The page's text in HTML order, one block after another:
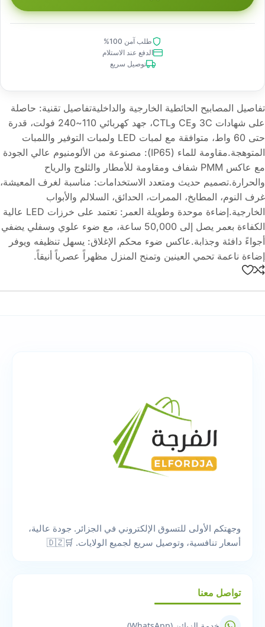
طلب آمن 100%
الدفع عند الاستلام
توصيل سريع
تفاصيل المصابيح الحائطية الخارجية والداخليةتفاصيل تقنية: حاصلة
على شهادات 3C وCE وCTL، جهد كهربائي 110~240 فولت، قدرة
حتى 60 واط، متوافقة مع لمبات LED ولمبات التوفير واللمبات
المتوهجة.مقاومة للماء (IP65): مصنوعة من الألومنيوم عالي الجودة
مع عاكس PMM شفاف ومقاومة للأمطار والثلوج والرياح
والحرارة.تصميم حديث ومتعدد الاستخدامات: مناسبة لغرف المعيشة،
غرف النوم، المطابخ، الممرات، الحدائق، السلالم والأبواب
الخارجية.إضاءة موحدة وطويلة العمر: تعتمد على خرزات LED عالية
الكفاءة بعمر يصل إلى 50,000 ساعة، مع ضوء علوي وسفلي يضفي
أجواءً دافئة وجذابة.عاكس ضوء محكم الإغلاق: يسهل تنظيفه ويوفر
إضاءة ناعمة تحمي العينين وتمنح المنزل مظهراً عصرياً أنيقاً.
وجهتكم الأولى للتسوق الإلكتروني في الجزائر. جودة عالية،
أسعار تنافسية، وتوصيل سريع لجميع الولايات. 🛒🇩🇿
تواصل معنا